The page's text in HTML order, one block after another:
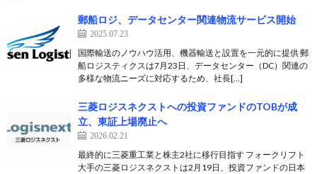
郵船ロジ、データセンター関連物流サービス開始
2025.07.23
国際輸送のノウハウ活用、機器輸送と設置を一元的に提供 郵
船ロジスティクスは7月23日、データセンター（DC）関連の
多様な物流ニーズに対応するため、社長[…]
三菱ロジスネクストへの投資ファンドのTOBが成
立、東証上場廃止へ
2026.02.21
最終的に三菱重工業と株主2社に移行目指す フォークリフト
大手の三菱ロジスネクストは2月19日、投資ファンドの日本